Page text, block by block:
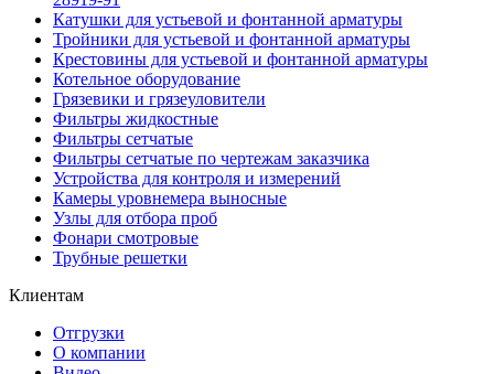
Катушки для устьевой и фонтанной арматуры
Тройники для устьевой и фонтанной арматуры
Крестовины для устьевой и фонтанной арматуры
Котельное оборудование
Грязевики и грязеуловители
Фильтры жидкостные
Фильтры сетчатые
Фильтры сетчатые по чертежам заказчика
Устройства для контроля и измерений
Камеры уровнемера выносные
Узлы для отбора проб
Фонари смотровые
Трубные решетки
Клиентам
Отгрузки
О компании